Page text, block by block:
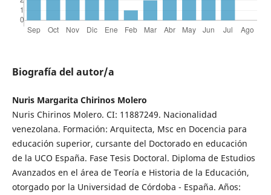
Biografía del autor/a
Nuris Margarita Chirinos Molero
Nuris Chirinos Molero. CI: 11887249. Nacionalidad
venezolana. Formación: Arquitecta, Msc en Docencia para
educación superior, cursante del Doctorado en educación
de la UCO España. Fase Tesis Doctoral. Diploma de Estudios
Avanzados en el área de Teoría e Historia de la Educación,
otorgado por la Universidad de Córdoba - España. Años: